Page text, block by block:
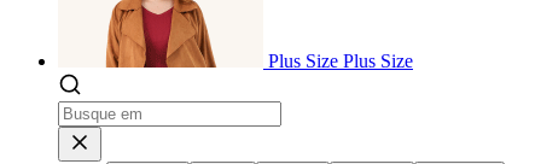
Plus Size Plus Size